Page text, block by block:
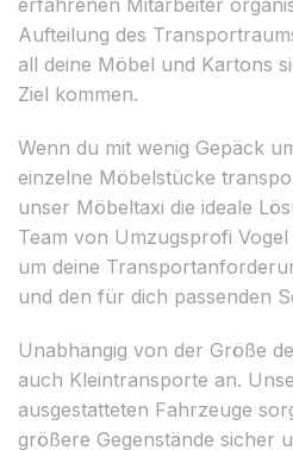
Aufteilung des
all deine Möbel und Kartons
Ziel kommen.
Wenn du mit wenig Gepäck
einzelne Möbelstücke
unser Möbeltaxi die ideale
Team von Umzugsprofi
um deine
und den für dich passenden
Unabhängig von der Größe
auch Kleintransporte an.
ausgestatteten Fahrzeuge
größere Gegenstände sicher